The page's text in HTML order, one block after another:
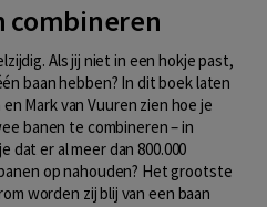
combineren
Als jij niet in een hokje past,
baan hebben? In dit boek laten
Mark van Vuuren zien hoe je
banen te combineren – in
dat er al meer dan 800.000
op nahouden? Het grootste
worden zij blij van een baan